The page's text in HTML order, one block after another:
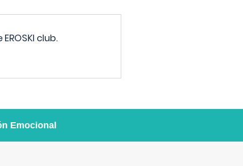
club.
Emocional